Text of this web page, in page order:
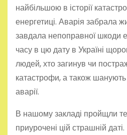
найбільшою в історії
енергетиці. Аварія забрала
завдала непоправної шкоди
часу в цю дату в Україні
людей, хто загинув чи
катастрофи, а також шанують
аварії.
В нашому закладі пройщли
приурочені цій страшній даті.